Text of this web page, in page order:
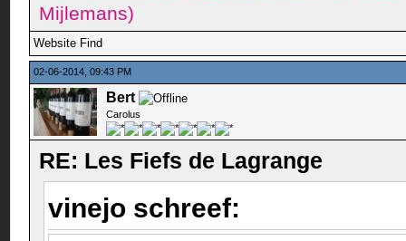
Mijlemans)
Website Find
02-06-2014, 09:43 PM
Bert
Carolus
RE: Les Fiefs de Lagrange
vinejo schreef: